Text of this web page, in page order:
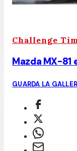
Challenge
Mazda MX-81
GUARDA LA